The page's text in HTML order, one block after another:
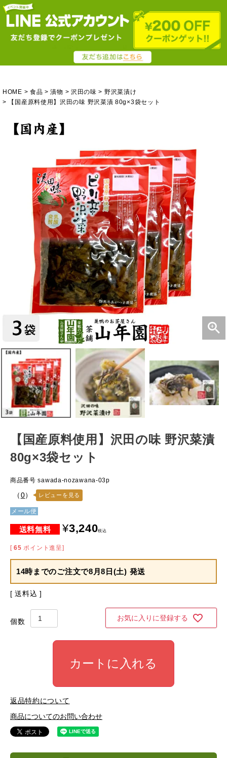
HOME 食品 漬物 沢田の味
野沢菜漬け
【国産原料使用】沢田の味 野沢菜漬 80g×3袋セット
【国産原料使用】沢田の味 野沢菜漬
80g×3袋セット
商品番号 sawada-nozawana-03p
（0） レビューを見る
メール便
¥3,240税込
[ 65 ポイント進呈]
14時までのご注文で8月8日(土) 発送
送料込
お気に入りに登録する
カートに入れる
返品特約について
商品についてのお問い合わせ